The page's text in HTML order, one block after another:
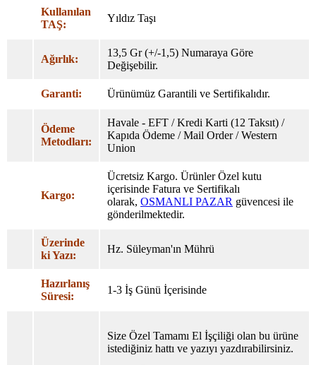
Kullanılan
TAŞ:
Yıldız Taşı
Ağırlık:
13,5 Gr (+/-1,5) Numaraya Göre
Değişebilir.
Garanti: Ürünümüz Garantili ve Sertifikalıdır.
Ödeme
Metodları:
Havale - EFT / Kredi Karti (12 Taksıt) /
Kapıda Ödeme / Mail Order / Western
Union
Kargo:
Ücretsiz Kargo. Ürünler Özel kutu
içerisinde Fatura ve Sertifikalı
olarak, OSMANLI PAZAR güvencesi ile
gönderilmektedir.
Üzerinde
ki Yazı:
Hz. Süleyman'ın Mührü
Hazırlanış
Süresi:
1-3 İş Günü İçerisinde
Size Özel Tamamı El İşçiliği olan bu ürüne
istediğiniz hattı ve yazıyı yazdırabilirsiniz.